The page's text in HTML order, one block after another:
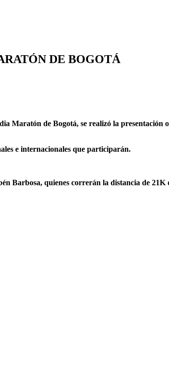
DE BOGOTÁ
Maratón de Bogotá, se realizó la presentación
e internacionales que participarán.
Barbosa, quienes correrán la distancia de 21K